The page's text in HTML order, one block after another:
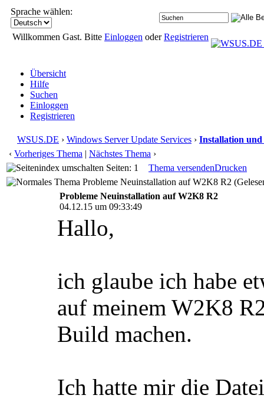
Sprache wählen:
Willkommen Gast. Bitte Einloggen oderRegistrieren
Übersicht
Hilfe
Suchen
Einloggen
Registrieren
WSUS.DE › Windows Server Update Services › Installation
‹ Vorheriges Thema | Nächstes Thema ›
Seiten: 1
Thema versendenDrucken
Probleme Neuinstallation auf W2K8 R2
Probleme Neuinstallation auf W2K8 R2
04.12.15 um 09:33:49
Hallo,
ich glaube ich habe
auf meinem W2K8
Build machen.
Ich hatte mir die